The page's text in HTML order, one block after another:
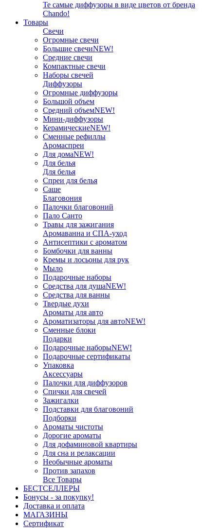
Те самые диффузоры в виде цветов от бренда
Chando!
Товары
Свечи
Огромные свечи
Большие свечиNEW!
Средние свечи
Компактные свечи
Наборы свечей
Диффузоры
Огромные диффузоры
Большой объем
Средний объемNEW!
Мини-диффузоры
КерамическиеNEW!
Сменные рефиллы
Аромаспреи
Для домаNEW!
Для белья
Для белья
Спреи для белья
Саше
Благовония
Палочки благовоний
Пало Санто
Травы для зажигания
Аромаванна и СПА-уход
Антисептики с ароматом
Бомбочки для ванны
Кремы и лосьоны для рук
Мыло
Подарочные наборы
Средства для душаNEW!
Средства для ванны
Твердые духи
Ароматы для авто
Ароматизаторы для автоNEW!
Сменные блоки
Подарки
Подарочные наборыNEW!
Подарочные сертификаты
Упаковка
Аксессуары
Палочки для диффузоров
Спички для свечей
Зажигалки
Подставки для благовоний
Подборки
Ароматы чистоты
Дорогие ароматы
Для дофаминовой квартиры
Для сна и релаксации
Необычные ароматы
Против запахов
Все Товары
БЕСТСЕЛЛЕРЫ
Бонусы - за покупку!
Доставка и оплата
МАГАЗИНЫ
Cертификат